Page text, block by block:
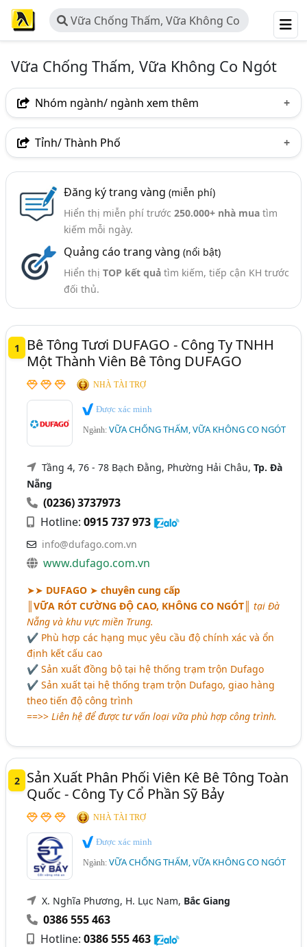
Vữa Chống Thấm, Vữa Không Co
Ngót
Vữa Chống Thấm, Vữa Không Co Ngót
Nhóm ngành/ ngành xem thêm
Ngành nghề
Nhóm ngành nghề
Vữa Khô Trộn Sẵn (23)
Ngành xem thêm
Chống Thấm - Vật Liệu Chống Thấm Và Thi Công
Chống Thấm (487)
Chống Thấm (SiKa, KoVa, Intoc,..) (61)
Tỉnh/ Thành Phố
Tp. Đà Nẵng
Hòa Bình
Quảng Trị
Bắc Giang
Quảng Ngãi
Đăng ký trang vàng (miễn phí)
Hiển thị miễn phí trước 250.000+ nhà muatìm
kiếm mỗi ngày.
Quảng cáo trang vàng (nổi bật)
Hiển thị TOP kết quảtìm kiếm, tiếp cận KH trước
đối thủ.
1
Bê Tông Tươi DUFAGO - Công Ty TNHH
Một Thành Viên Bê Tông DUFAGO
NHÀ TÀI TRỢ
Được xác minh
Ngành:VỮA CHỐNG THẤM, VỮA KHÔNG CO NGÓT
Tầng 4, 76 - 78 Bạch Đằng, Phường Hải Châu,Tp. Đà
Nẵng
(0236) 3737973
Hotline:0915 737 973
info@dufago.com.vn
www.dufago.com.vn
➤➤ DUFAGO ➤ chuyên cung cấp
║VỮA RÓT CƯỜNG ĐỘ CAO, KHÔNG CO NGÓT║tại Đà
Nẵng và khu vực miền Trung.
✔ Phù hợp các hạng mục yêu cầu độ chính xác và ổn
định kết cấu cao
✔ Sản xuất đồng bộ tại hệ thống trạm trộn Dufago
✔ Sản xuất tại hệ thống trạm trộn Dufago, giao hàng
theo tiến độ công trình
==>>Liên hệ để được tư vấn loại vữa phù hợp công trình.
2
Sản Xuất Phân Phối Viên Kê Bê Tông Toàn
Quốc - Công Ty Cổ Phần Sỹ Bảy
NHÀ TÀI TRỢ
Được xác minh
Ngành:VỮA CHỐNG THẤM, VỮA KHÔNG CO NGÓT
X. Nghĩa Phương, H. Lục Nam, Bắc Giang
0386 555 463
Hotline:0386 555 463